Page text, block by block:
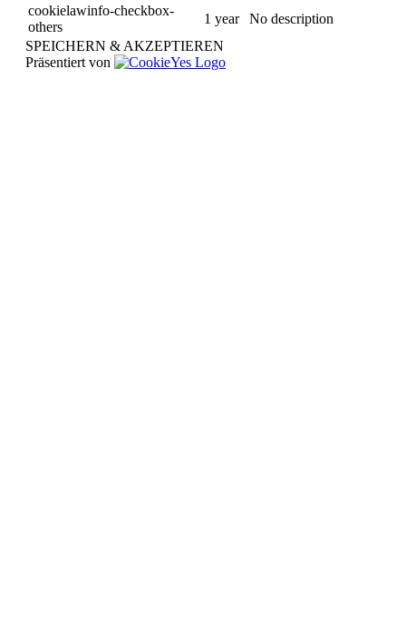
cookielawinfo-checkbox-
others
1 year
No description
SPEICHERN & AKZEPTIEREN
Präsentiert von